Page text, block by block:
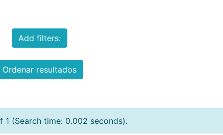
Add filters:
Ordenar resultados
1 (Search time: 0.002 seconds).